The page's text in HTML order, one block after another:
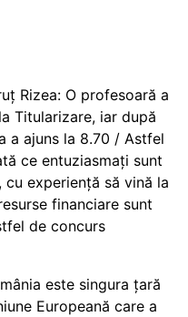
Rizea: O profesoară a
Titularizare, iar după
a ajuns la 8.70 / Astfel
ce entuziasmați sunt
experiență să vină la
financiare sunt
de concurs
este singura țară
Europeană care a